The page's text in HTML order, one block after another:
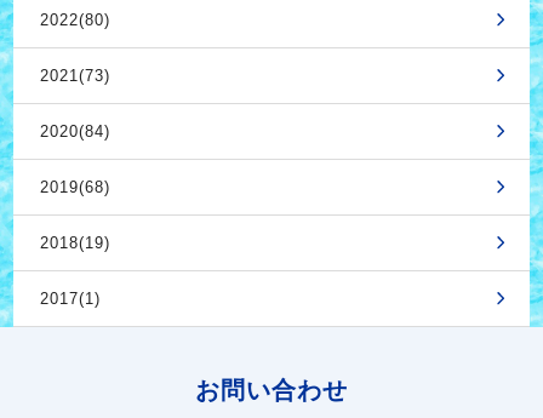
2022(80)
2021(73)
2020(84)
2019(68)
2018(19)
2017(1)
お問い合わせ